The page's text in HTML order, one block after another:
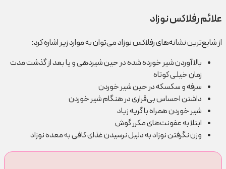
علائم رفلاکس نوزاد
از شایع‌ترین نشانه‌های رفلاکس نوزاد می‌توان به موارد زیر اشاره کرد:
بالا آوردن شیر خورده شده در حین شیردهی و یا بعد از گذشت مدت
زمان خیلی کوتاه
سرفه و سکسکه در حین شیر خوردن
داشتن احساس بی‌قراری در هنگام شیر خوردن
شیر خوردن همراه با گریه زیاد
ابتلا به عفونت‌های مکرر گوش
وزن نگرفتن نوزاد به دلیل نرسیدن غذای کافی به معده نوزاد